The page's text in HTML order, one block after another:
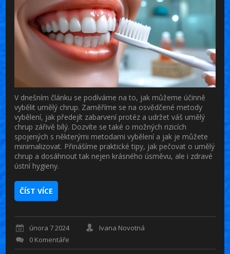
V dnešním článku se podíváme na to, jak můžeme účinně
vybělit umělý chrup. Zaměříme se na osvědčené metody
vybělení, jak předejít zabarvení protéz a udržet váš umělý
chrup zářivě bílý. Dozvíte se také o možných rizicích
spojených s některými metodami vybělení a jak je můžete
minimalizovat. Přinášíme praktické tipy, jak pečovat o umělý
chrup a dosáhnout tak nejen krásného úsměvu, ale i zdravé
ústní hygieny.
ČÍST VÍCE
února 7 2024
Ivana Novotná
0 Komentáře